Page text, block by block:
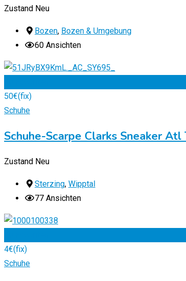
Zustand Neu
Bozen, Bozen & Umgebung
60 Ansichten
50€(fix)
Schuhe
Schuhe-Scarpe Clarks Sneaker Atl
Zustand Neu
Sterzing, Wipptal
77 Ansichten
4€(fix)
Schuhe